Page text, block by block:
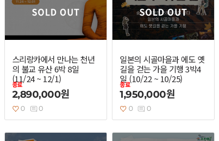
SOLD OUT
스리랑카에서 만나는 천년
의 불교 유산 6박 8일
(11/24 ~ 12/1)
종료
2,890,000원
0 0
SOLD OUT
일본의 시골마을과 에도 옛
길을 걷는 가을 기행 3박4
일 (10/22 ~ 10/25)
종료
1,950,000원
0 0